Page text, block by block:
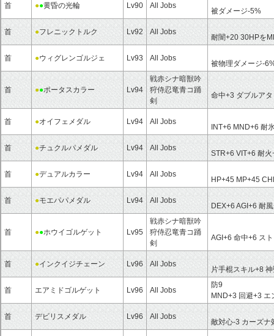
首 ●●黄昏の光輪 Lv90 All Jobs
被ダメージ-5%
首 ●フレニックトルク Lv92 All Jobs
耐闇+20 30HPを
首 ●ウィグレンゴルジェ Lv93 All Jobs
被物理ダメージ-
首 ●●ポータスカラー Lv94
戦赤シナ暗獣吟
狩侍忍竜青コ踊
剣
命中+3 ダブルア
首 ●オイフェメダル Lv94 All Jobs
INT+6 MND+6 耐
首 ●チュクルパメダル Lv94 All Jobs
STR+6 VIT+6 耐
首 ●デュアルカラー Lv94 All Jobs
HP+45 MP+45
首 ●モエパパメダル Lv94 All Jobs
DEX+6 AGI+6 耐
首 ●●ホウイゴルゲット Lv95
戦赤シナ暗獣吟
狩侍忍竜青コ踊
剣
AGI+6 命中+6 ス
首 ●インクイジチェーン Lv96 All Jobs
片手棍スキル+8
首 エアミドゴルゲット Lv96 All Jobs
防9
MND+3 回避+3 エ
首 デビリスメダル Lv96 All Jobs
敵対心-3 カーズナ